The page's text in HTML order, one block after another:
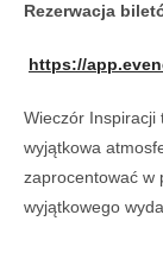
Rezerwacja
https://
Wieczór Inspiracji
wyjątkowa
zaprocentować w
wyjątkowego